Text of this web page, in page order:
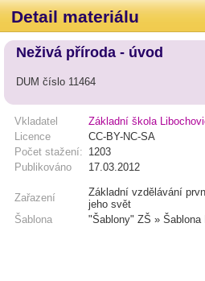
Detail materiálu
Neživá příroda - úvod
DUM číslo 11464
Vkladatel
Základní škola
Licence
CC-BY-NC-SA
Počet stažení: 1203
Publikováno
17.03.2012
Zařazení
Základní vzdělávání
jeho svět
Šablona
"Šablony" ZŠ » Šablona